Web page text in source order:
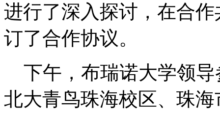
进行了深入探讨，在合
订了合作协议。
下午，布瑞诺大学领导
北大青鸟珠海校区、珠